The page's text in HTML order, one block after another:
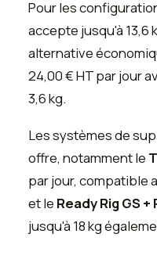
Pour les
accepte jusqu'à 13,6
alternative
24,00 € HT par jour
3,6 kg.
Les systèmes de
offre, notamment le
par jour, compatible
et le Ready Rig GS +
jusqu'à 18 kg